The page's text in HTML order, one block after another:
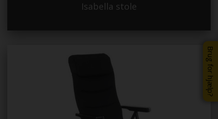
Brug for hjælp?
Isabella stole